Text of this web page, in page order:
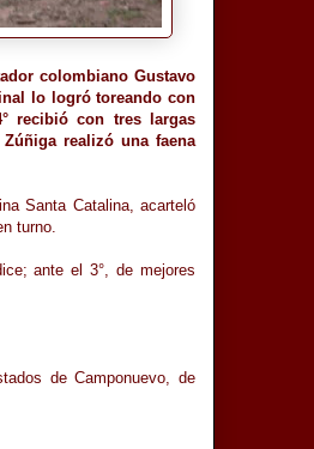
colombiano Gustavo
lo logró toreando con
recibió con tres largas
realizó una faena
Santa Catalina, acarteló
turno.
ante el 3°, de mejores
de Camponuevo, de